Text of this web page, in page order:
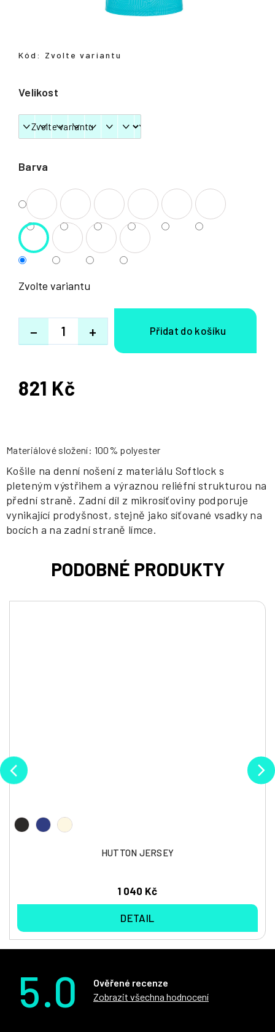
Barva
Velikost
Zvolte variantu
+
−
Kód: Zvolte variantu
821 Kč
Měrná
Materiálové složení: 100% polyester
Košile na denní nošení z materiálu Softlock s
pleteným výstřihem a výraznou reliéfní strukturou na
přední straně. Zadní díl z mikrosíťoviny podporuje
vynikající prodyšnost, stejně jako síťované vsadky na
bocích a na zadní straně límce.
HUTTON JERSEY
1 040 Kč
DETAIL
5.0
Ověřené recenze
Zobrazit všechna hodnocení